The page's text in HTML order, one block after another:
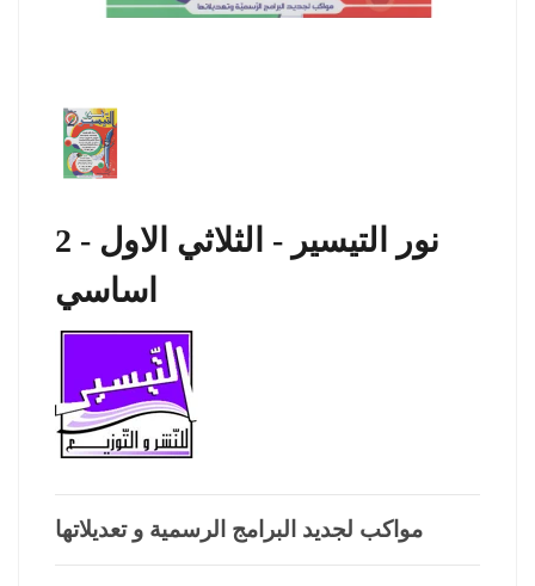
نور التيسير - الثلاثي الاول - 2
اساسي
مواكب لجديد البرامج الرسمية و تعديلاتها